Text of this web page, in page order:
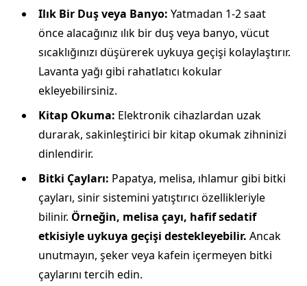
Ilık Bir Duş veya Banyo: Yatmadan 1-2 saat
önce alacağınız ılık bir duş veya banyo, vücut
sıcaklığınızı düşürerek uykuya geçişi kolaylaştırır.
Lavanta yağı gibi rahatlatıcı kokular
ekleyebilirsiniz.
Kitap Okuma: Elektronik cihazlardan uzak
durarak, sakinleştirici bir kitap okumak zihninizi
dinlendirir.
Bitki Çayları: Papatya, melisa, ıhlamur gibi bitki
çayları, sinir sistemini yatıştırıcı özellikleriyle
bilinir. Örneğin, melisa çayı, hafif sedatif
etkisiyle uykuya geçişi destekleyebilir. Ancak
unutmayın, şeker veya kafein içermeyen bitki
çaylarını tercih edin.